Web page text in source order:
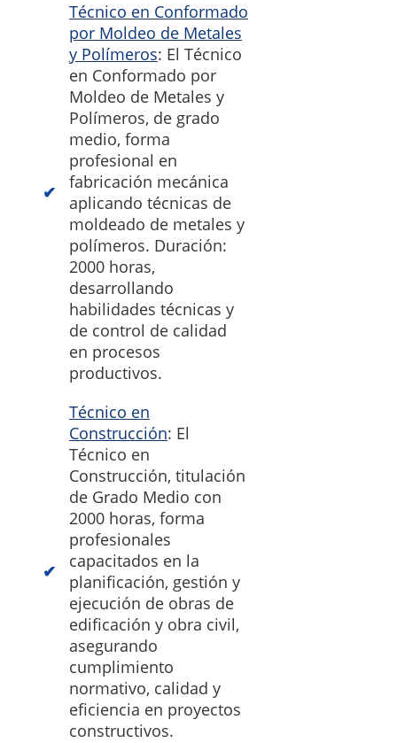
Técnico en Conformado
por Moldeo de Metales
y Polímeros: El Técnico
en Conformado por
Moldeo de Metales y
Polímeros, de grado
medio, forma
profesional en
fabricación mecánica
aplicando técnicas de
moldeado de metales y
polímeros. Duración:
2000 horas,
desarrollando
habilidades técnicas y
de control de calidad
en procesos
productivos.
Técnico en
Construcción: El
Técnico en
Construcción, titulación
de Grado Medio con
2000 horas, forma
profesionales
capacitados en la
planificación, gestión y
ejecución de obras de
edificación y obra civil,
asegurando
cumplimiento
normativo, calidad y
eficiencia en proyectos
constructivos.